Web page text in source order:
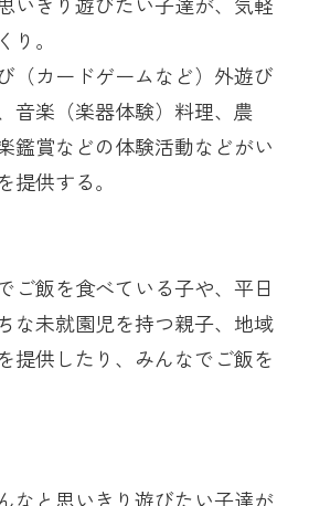
。
（カードゲームなど）外遊び
音楽（楽器体験）料理、農
鑑賞などの体験活動などがい
提供する。
ご飯を食べている子や、平日
な未就園児を持つ親子、地域
提供したり、みんなでご飯を
なと思いきり遊びたい子達が